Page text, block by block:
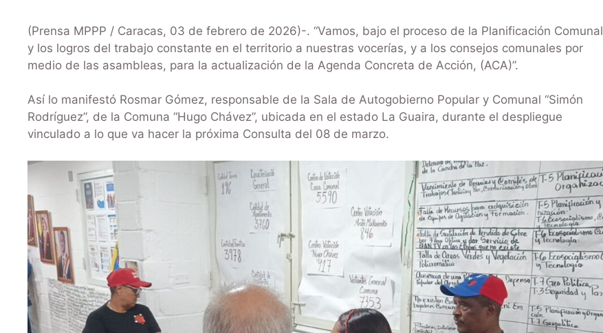
(Prensa MPPP / Caracas, 03 de febrero de 2026)-. “Vamos, bajo el proceso de la Planificación Comunal
y los logros del trabajo constante en el territorio a nuestras vocerías, y a los consejos comunales por
medio de las asambleas, para la actualización de la Agenda Concreta de Acción, (ACA)”.
Así lo manifestó Rosmar Gómez, responsable de la Sala de Autogobierno Popular y Comunal “Simón
Rodríguez”, de la Comuna “Hugo Chávez”, ubicada en el estado La Guaira, durante el despliegue
vinculado a lo que va hacer la próxima Consulta del 08 de marzo.